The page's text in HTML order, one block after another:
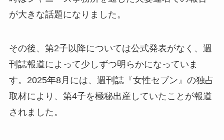
が大きな話題になりました。
その後、第2子以降については公式発表がなく、週
刊誌報道によって少しずつ明らかになっていま
す。2025年8月には、週刊誌『女性セブン』の独占
取材により、第4子を極秘出産していたことが報道
されました。